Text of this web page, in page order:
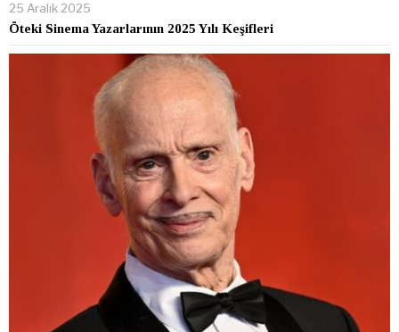
25 Aralık 2025
Öteki Sinema Yazarlarının 2025 Yılı Keşifleri